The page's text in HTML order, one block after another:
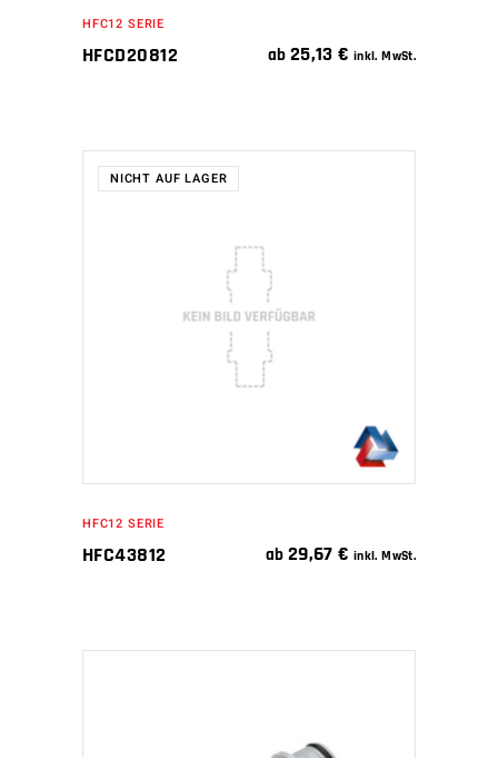
HFC12 SERIE
HFCD20812 ab 25,13€ inkl. MwSt.
NICHT AUF LAGER
WEITERLESEN
HFC12 SERIE
HFC43812 ab 29,67€ inkl. MwSt.